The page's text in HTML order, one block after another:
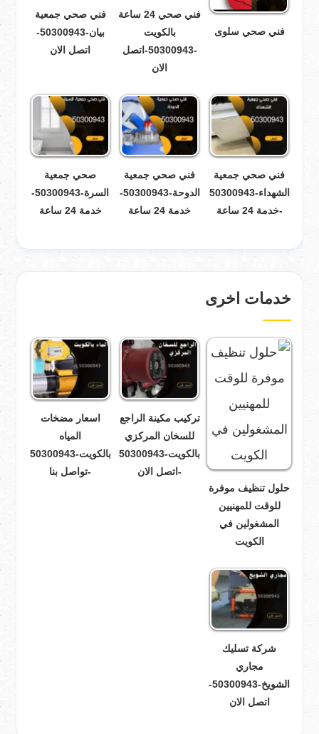
فني صحي سلوى
فني صحي 24 ساعة
بالكويت
-50300943-اتصل
الان
فني صحي جمعية
بيان-50300943-
اتصل الان
فني صحي جمعية
الشهداء-50300943
-خدمة 24 ساعة
فني صحي جمعية
الدوحة-50300943-
خدمة 24 ساعة
صحي جمعية
السرة-50300943-
خدمة 24 ساعة
خدمات اخرى
حلول تنظيف موفرة
للوقت للمهنيين
المشغولين في
الكويت
تركيب مكينة الراجع
للسخان المركزي
بالكويت-50300943
-اتصل الان
اسعار مضخات
المياه
بالكويت-50300943
-تواصل بنا
شركة تسليك
مجاري
الشويخ-50300943-
اتصل الان